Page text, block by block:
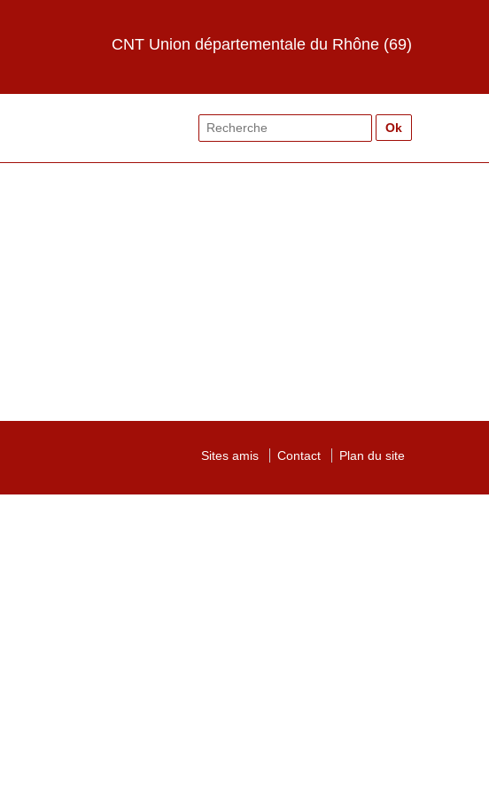
CNT Union départementale du Rhône (69)
Search
for:
Sites amis Contact Plan du site